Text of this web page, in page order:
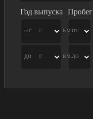
Год выпуска
от г.
до г.
Пробег
от
км.
до
км.